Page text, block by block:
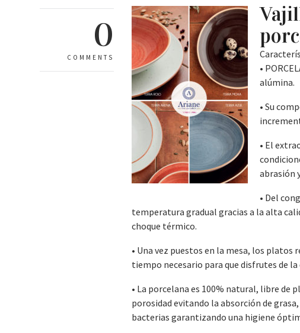
0
COMMENTS
•
alúmina.
• Su
• El
abrasión
• Del
temperatura gradual gracias a la alta
choque térmico.
• Una vez puestos en la mesa, los
tiempo necesario para que disfrutes de la
• La porcelana es 100% natural, libre de
porosidad evitando la absorción de
bacterias garantizando una higiene